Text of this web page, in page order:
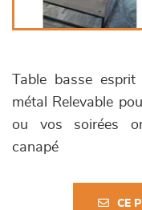
Table basse
métal Relevable
ou vos soirées
canapé
CE